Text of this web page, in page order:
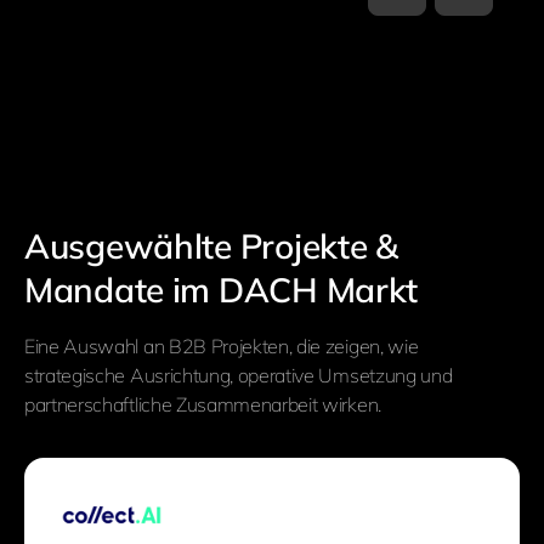
Ausgewählte Projekte &
Mandate im DACH Markt
Eine Auswahl an B2B Projekten, die zeigen, wie
strategische Ausrichtung, operative Umsetzung und
partnerschaftliche Zusammenarbeit wirken.